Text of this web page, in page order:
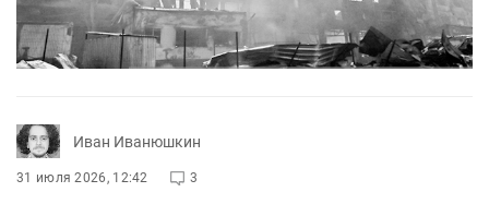
Иван Иванюшкин
31 июля 2026, 12:42 3